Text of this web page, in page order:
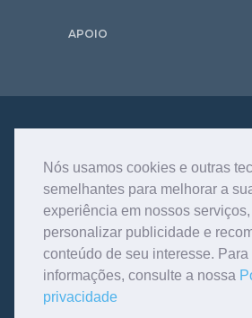
Nós usamos cookies e outras
semelhantes para melhorar a
experiência em nossos serviços,
personalizar publicidade e
conteúdo de seu interesse. Para
informações, consulte a nossa
privacidade
APOIO